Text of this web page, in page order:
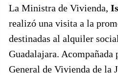
La Ministra de Vivienda,
realizó una visita a la
destinadas al alquiler
Guadalajara.
General de Vivienda de la